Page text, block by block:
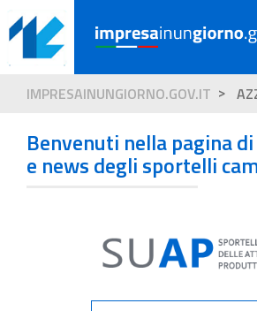
IMPRESAINUNGIORNO.GOV.IT
Benvenuti nella pagina
e news degli sportelli